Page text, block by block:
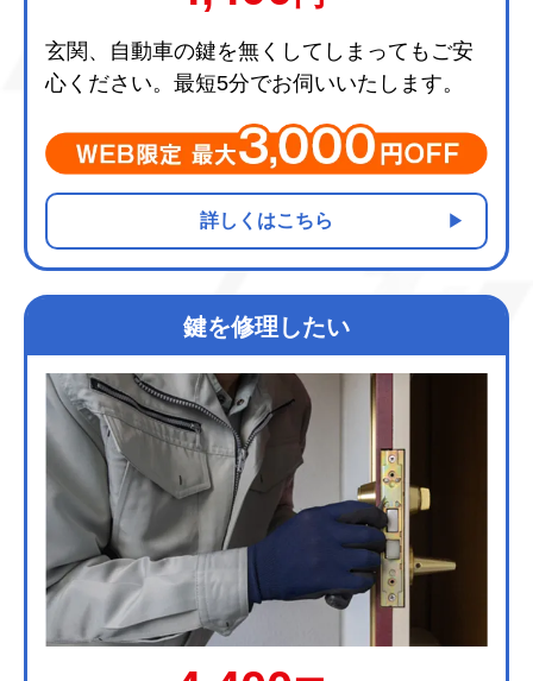
玄関、自動車の鍵を無くしてしまってもご安
心ください。最短5分でお伺いいたします。
詳しくはこちら
鍵を修理したい